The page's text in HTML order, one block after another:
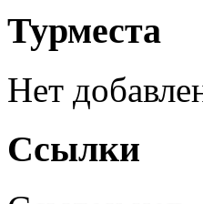
Турместа
Нет
Ссылки